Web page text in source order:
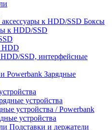
Боксы
к HDD/SSD
HDD
SSD, интерфейсные
Зарядные
устройства
устройства / Powerbank
устройства
Подставки и держатели